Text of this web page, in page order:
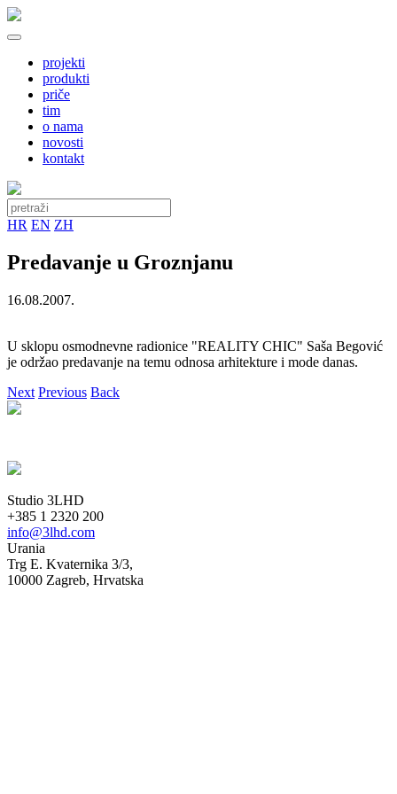
projekti
produkti
priče
tim
o nama
novosti
kontakt
HR EN ZH
Predavanje u Groznjanu
16.08.2007.
U sklopu osmodnevne radionice "REALITY CHIC" Saša Begović
je održao predavanje na temu odnosa arhitekture i mode danas.
Next Previous Back
Studio 3LHD
+385 1 2320 200
info@3lhd.com
Urania
Trg E. Kvaternika 3/3,
10000 Zagreb, Hrvatska